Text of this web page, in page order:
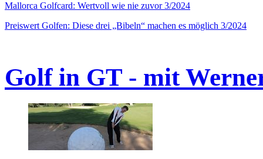
Mallorca Golfcard: Wertvoll wie nie zuvor 3/2024
Preiswert Golfen: Diese drei „Bibeln“ machen es möglich 3/2024
Golf in GT - mit